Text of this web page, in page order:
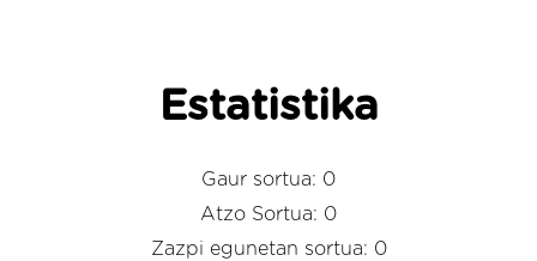
Estatistika
Gaur sortua: 0
Atzo Sortua: 0
Zazpi egunetan sortua: 0